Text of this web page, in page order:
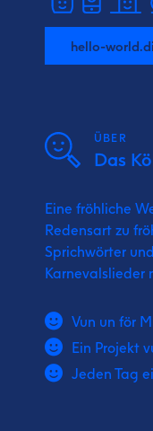
hello-
ÜBER
Das
Eine fröhliche
Redensart zu
Sprichwörter
Karnevalslieder
Vun un för
Ein Projekt
Jeden Tag